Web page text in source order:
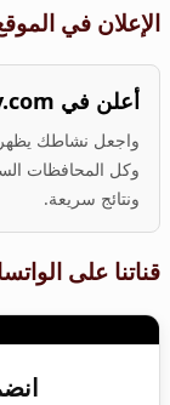
الإعلان في
أعلن في Qamishly.com
واجعل نشاطك يظهر
وكل المحافظات
ونتائج سريعة.
قناتنا على